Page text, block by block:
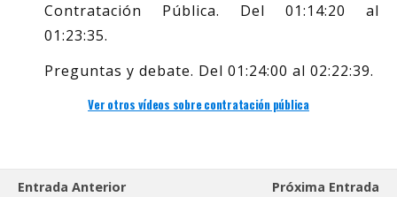
Contratación Pública. Del 01:14:20 al
01:23:35.
Preguntas y debate. Del 01:24:00 al 02:22:39.
Ver otros vídeos sobre contratación pública
Entrada Anterior
Próxima Entrada